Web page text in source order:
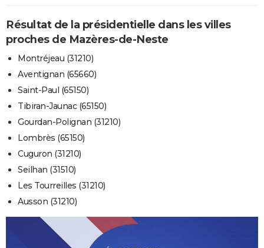
Résultat de la présidentielle dans les villes
proches de Mazères-de-Neste
Montréjeau (31210)
Aventignan (65660)
Saint-Paul (65150)
Tibiran-Jaunac (65150)
Gourdan-Polignan (31210)
Lombrès (65150)
Cuguron (31210)
Seilhan (31510)
Les Tourreilles (31210)
Ausson (31210)